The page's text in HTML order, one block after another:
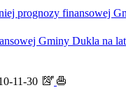
prognozy finansowej
Gminy Dukla na
11-30